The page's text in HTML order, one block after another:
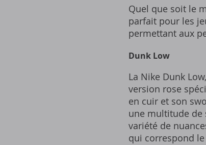
Quel que soit le
parfait pour les
permettant aux
Dunk Low
La Nike Dunk
version rose
en cuir et son
une multitude de
variété de
qui correspond